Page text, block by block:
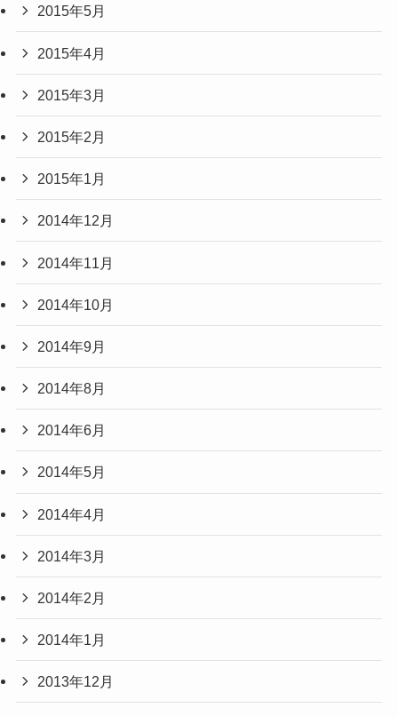
2015年5月
2015年4月
2015年3月
2015年2月
2015年1月
2014年12月
2014年11月
2014年10月
2014年9月
2014年8月
2014年6月
2014年5月
2014年4月
2014年3月
2014年2月
2014年1月
2013年12月